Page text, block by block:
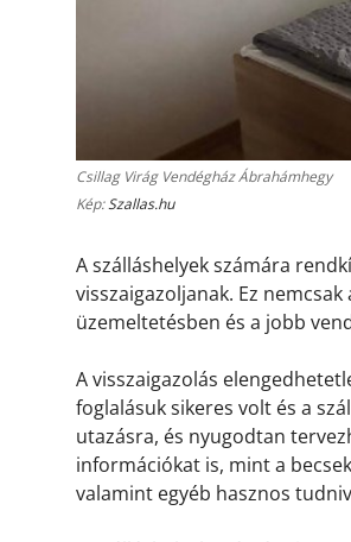
Csillag Virág Vendégház Ábrahámhegy
Kép:Szallas.hu
A szálláshelyek számára
visszaigazoljanak. Ez
üzemeltetésben és a jobb
A visszaigazolás
foglalásuk sikeres volt és a
utazásra, és nyugodtan
információkat is, mint a
valamint egyéb hasznos